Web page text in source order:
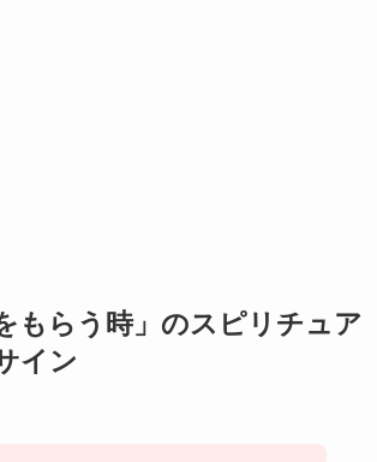
もらう時」のスピリチュア
イン